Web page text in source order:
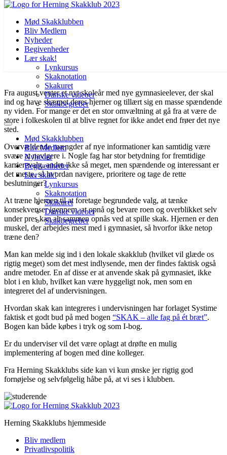
til
indhold
Mød Skakklubben
Bliv Medlem
Nyheder
Begivenheder
Lær skak!
Lynkursus
Skaknotation
Skakuret
Danske videoer
Skakbegreber
Mød Skakklubben
Bliv Medlem
Nyheder
Begivenheder
Lær skak!
Lynkursus
Skaknotation
Skakuret
Danske videoer
Skakbegreber
Fra august venter et nyt skoleår med nye gymnasieelever, der skal
ind og have skærpet deres hjerner og tillært sig en masse spændende
ny viden. For mange er det en stor omvæltning at gå fra at være de
store i folkeskolen til at blive regnet for ikke andet end frøer det nye
sted.
Overvældende mængder af nye informationer kan samtidig være
svære at navigere i. Nogle fag har stor betydning for fremtidige
karrierevalg, andre ikke så meget, men spændende og interessant er
det meste, så hvordan navigere, prioritere og tage de rette
beslutninger?
At træne hjernen til at foretage begrundede valg, at tænke
konsekvenser igennem, at opnå og bevare roen og overblikket selv
under pres kan alt sammen opnås ved at spille skak. Hjernen er den
muskel, der arbejdes mest med i gymnasiet, så hvorfor ikke netop
træne den?
Man kan melde sig ind i den lokale skakklub (hvilket vil glæde os
rigtig meget) som det mest indlysende, men der findes faktisk også
andre metoder. En af disse er at anvende skak på gymnasiet, ikke
blot i en klub, hvilket kan være hyggeligt nok, men som en
integreret del af undervisningen.
Hvordan skak kan integreres i undervisningen har forlaget Systime
faktisk et godt bud på med bogen “SKAK – alle fag på ét bræt”.
Bogen kan både købes i tryk og som I-bog.
Er du underviser vil det være oplagt at drøfte en mulig
implementering af bogen med dine kolleger.
Fra Herning Skakklubs side kan vi kun ønske jer rigtig god
fornøjelse og selvfølgelig håbe på, at vi ses i klubben.
Herning Skakklubs hjemmeside
Bliv medlem
Privatlivspolitik